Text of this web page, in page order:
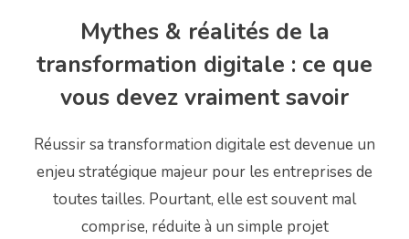
Mythes & réalités de la
transformation digitale : ce que
vous devez vraiment savoir
Réussir sa transformation digitale est devenue un
enjeu stratégique majeur pour les entreprises de
toutes tailles. Pourtant, elle est souvent mal
comprise, réduite à un simple projet